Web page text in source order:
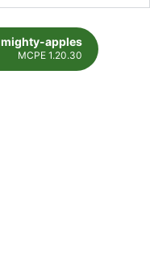
mighty-apples
MCPE 1.20.30